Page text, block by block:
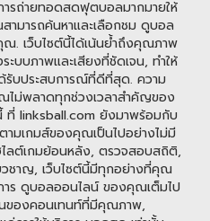
รถ่ายทอดสดฟุตบอลมากมายให้
มารถค้นหาและเลือกชม ดูบอล
. เว็บไซต์นี้ได้เน้นย้ำถึงคุณภาพ
บบภาพและเสียงที่ชัดเจน, ทำให้
บประสบการณ์ที่ดีที่สุด. ความ
ไม่พลาดทุกช่วงเวลาสำคัญของ
ที่ linksball.com ยังมาพร้อมกับ
มเกมส์ของคุณเป็นไปอย่างไม่มี
ลต์เกมย้อนหลัง, ตรวจสอบสถิติ,
วชาญ, เว็บไซต์นี้มีทุกอย่างที่คุณ
าร ดูบอลออนไลน์ ของคุณเต็มไป
ของคอนเทนท์ที่มีคุณภาพ,